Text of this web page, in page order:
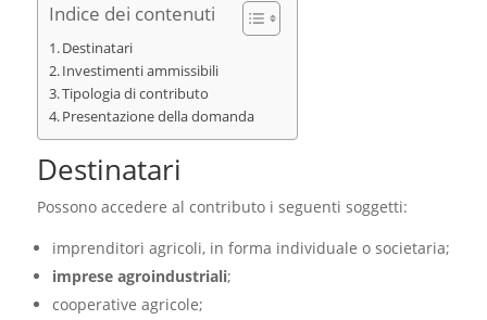
Indice dei contenuti
Destinatari
Investimenti ammissibili
Tipologia di contributo
Presentazione della domanda
Destinatari
Possono accedere al contributo i seguenti soggetti:
imprenditori agricoli, in forma individuale o societaria;
imprese agroindustriali;
cooperative agricole;